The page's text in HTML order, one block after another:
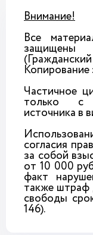
Внимание!
Все
защищены
Частичное
только с
источника в
согласия
за собой
от 10 000
факт
также
свободы
146).